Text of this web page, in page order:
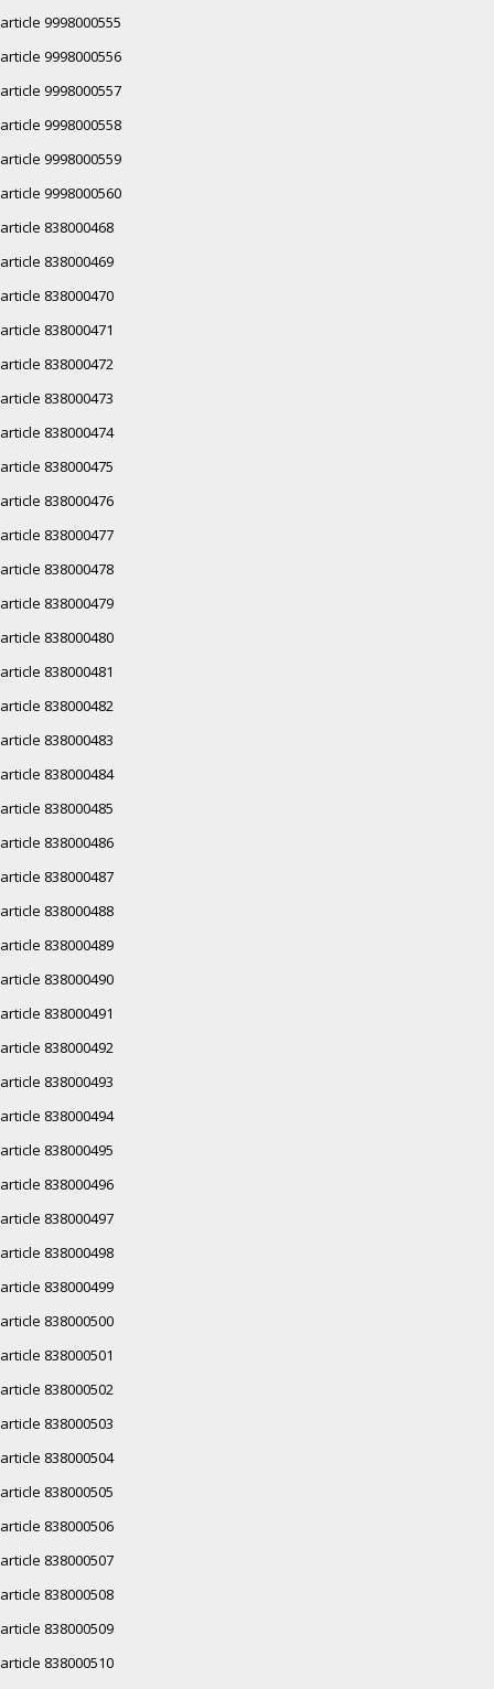
article 9998000555
article 9998000556
article 9998000557
article 9998000558
article 9998000559
article 9998000560
article 838000468
article 838000469
article 838000470
article 838000471
article 838000472
article 838000473
article 838000474
article 838000475
article 838000476
article 838000477
article 838000478
article 838000479
article 838000480
article 838000481
article 838000482
article 838000483
article 838000484
article 838000485
article 838000486
article 838000487
article 838000488
article 838000489
article 838000490
article 838000491
article 838000492
article 838000493
article 838000494
article 838000495
article 838000496
article 838000497
article 838000498
article 838000499
article 838000500
article 838000501
article 838000502
article 838000503
article 838000504
article 838000505
article 838000506
article 838000507
article 838000508
article 838000509
article 838000510